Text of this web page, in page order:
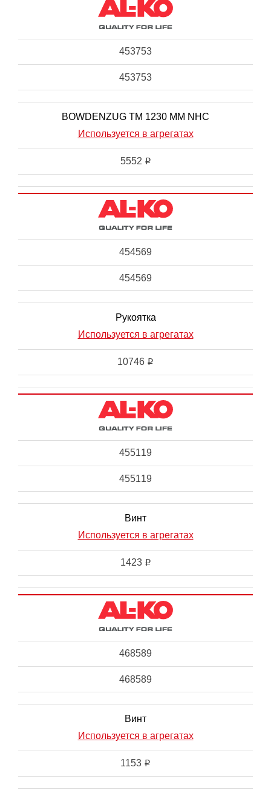
453753
453753
BOWDENZUG TM 1230 MM NHC
Используется в агрегатах
5552 i
454569
454569
Рукоятка
Используется в агрегатах
10746 i
455119
455119
Винт
Используется в агрегатах
1423 i
468589
468589
Винт
Используется в агрегатах
1153 i